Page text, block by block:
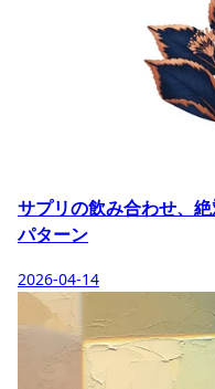
サプリの飲み合わせ、
パターン
2026-04-14